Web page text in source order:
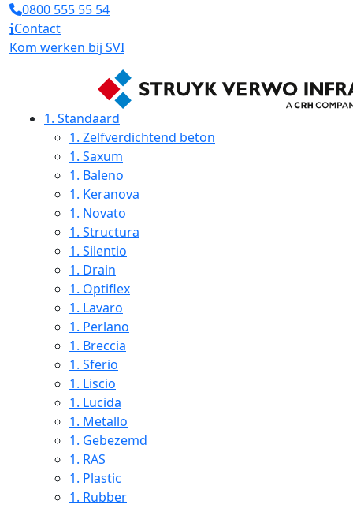
0800 555 55 54
Contact
Kom werken bij SVI
1. Standaard
1. Zelfverdichtend beton
1. Saxum
1. Baleno
1. Keranova
1. Novato
1. Structura
1. Silentio
1. Drain
1. Optiflex
1. Lavaro
1. Perlano
1. Breccia
1. Sferio
1. Liscio
1. Lucida
1. Metallo
1. Gebezemd
1. RAS
1. Plastic
1. Rubber